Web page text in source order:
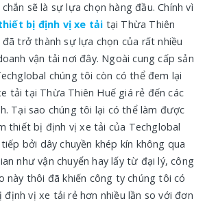
sẽ là sự lựa chọn hàng đầu. Chính vì
bị định vị xe tải tại Thừa Thiên
trở thành sự lựa chọn của rất nhiều
vận tải nơi đây. Ngoài cung cấp sản
chúng tôi còn có thể đem lại
tải tại Thừa Thiên Huế giá rẻ đến các
Tại sao chúng tôi lại có thể làm được
thiết bị định vị xe tải của Techglobal
bởi dây chuyền khép kín không qua
như vận chuyển hay lấy từ đại lý, công
này thôi đã khiến công ty chúng tôi có
vị xe tải rẻ hơn nhiều lần so với đơn